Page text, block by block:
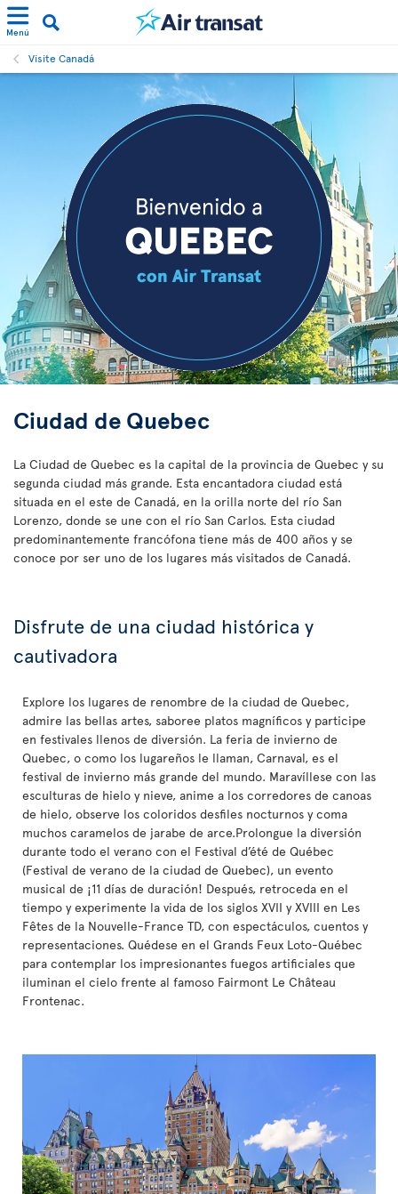
Menú
Visite Canadá
Ciudad de Quebec
La Ciudad de Quebec es la capital de la provincia de Quebec y su
segunda ciudad más grande. Esta encantadora ciudad está
situada en el este de Canadá, en la orilla norte del río San
Lorenzo, donde se une con el río San Carlos. Esta ciudad
predominantemente francófona tiene más de 400 años y se
conoce por ser uno de los lugares más visitados de Canadá.
Disfrute de una ciudad histórica y
cautivadora
Explore los lugares de renombre de la ciudad de Quebec,
admire las bellas artes, saboree platos magníficos y participe
en festivales llenos de diversión. La feria de invierno de
Quebec, o como los lugareños le llaman, Carnaval, es el
festival de invierno más grande del mundo. Maravíllese con las
esculturas de hielo y nieve, anime a los corredores de canoas
de hielo, observe los coloridos desfiles nocturnos y coma
muchos caramelos de jarabe de arce.Prolongue la diversión
durante todo el verano con el Festival d’été de Québec
(Festival de verano de la ciudad de Quebec), un evento
musical de ¡11 días de duración! Después, retroceda en el
tiempo y experimente la vida de los siglos XVII y XVIII en Les
Fêtes de la Nouvelle-France TD, con espectáculos, cuentos y
representaciones. Quédese en el Grands Feux Loto-Québec
para contemplar los impresionantes fuegos artificiales que
iluminan el cielo frente al famoso Fairmont Le Château
Frontenac.